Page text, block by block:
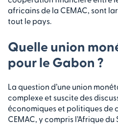
africains de la CEMAC, sont
tout le pays.
Quelle union
pour le Gabon ?
La question d’une union
complexe et suscite des
économiques et politiques de
CEMAC, y compris l’Afrique